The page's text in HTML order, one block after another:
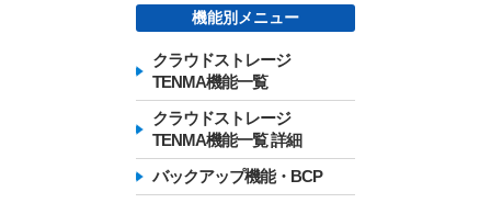
機能別メニュー
クラウドストレージ
TENMA機能一覧
クラウドストレージ
TENMA機能一覧 詳細
バックアップ機能・BCP